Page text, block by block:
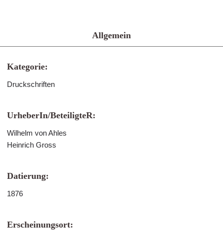
Allgemein
Kategorie:
Druckschriften
UrheberIn/BeteiligteR:
Wilhelm von Ahles
Heinrich Gross
Datierung:
1876
Erscheinungsort: